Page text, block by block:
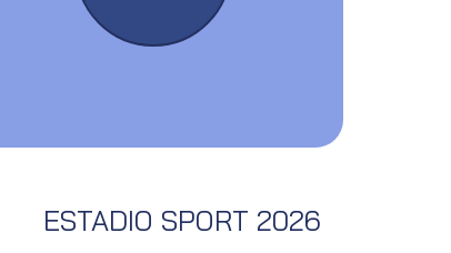
ESTADIO SPORT 2026